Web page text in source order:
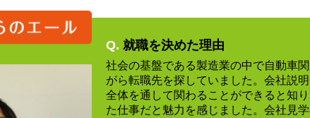
Q. 就職を決めた理由
社会の基盤である製造業の中で自動車
がら転職先を探していました。会社説
全体を通して関わることができると知
た仕事だと魅力を感じました。会社見